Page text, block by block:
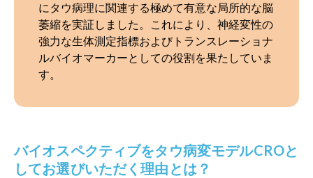
にタウ病理に関連する極めて有意な局所的な脳
萎縮を実証しました。これにより、神経変性の
強力な生体測定指標およびトランスレーショナ
ルバイオマーカーとしての役割を果たしていま
す。
バイオスペクティブをタウ病変モデルCROと
してお選びいただく理由とは？